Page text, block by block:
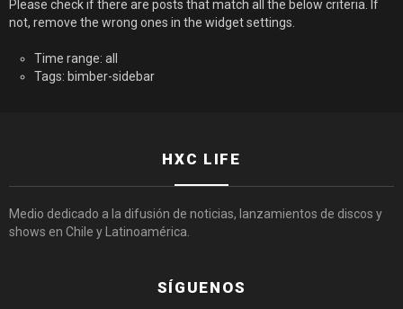
Please check if there are posts that match all the below criteria. If
not, remove the wrong ones in the widget settings.
Time range: all
Tags: bimber-sidebar
HXC LIFE
Medio dedicado a la difusión de noticias, lanzamientos de discos y
shows en Chile y Latinoamérica.
SÍGUENOS